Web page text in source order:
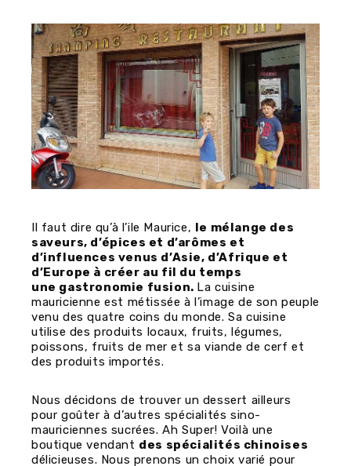
Il faut dire qu’à l’ile Maurice, le mélange des
saveurs, d’épices et d’arômes et
d’influences venus d’Asie, d’Afrique et
d’Europe à créer au fil du temps
une gastronomie fusion. La cuisine
mauricienne est métissée à l’image de son peuple
venu des quatre coins du monde. Sa cuisine
utilise des produits locaux, fruits, légumes,
poissons, fruits de mer et sa viande de cerf et
des produits importés.
Nous décidons de trouver un dessert ailleurs
pour goûter à d’autres spécialités sino-
mauriciennes sucrées. Ah Super! Voilà une
boutique vendant des spécialités chinoises
délicieuses. Nous prenons un choix varié pour